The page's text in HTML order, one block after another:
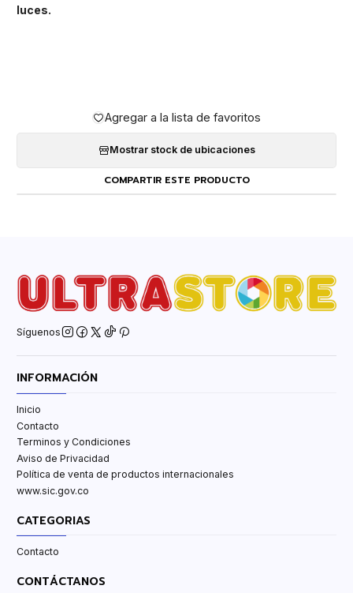
luces.
Agregar a la lista de favoritos
Mostrar stock de ubicaciones
COMPARTIR ESTE PRODUCTO
Síguenos
INFORMACIÓN
Inicio
Contacto
Terminos y Condiciones
Aviso de Privacidad
Política de venta de productos internacionales
www.sic.gov.co
CATEGORIAS
Contacto
CONTÁCTANOS